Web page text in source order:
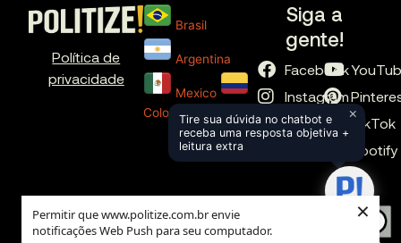
Permitir que www.politize.com.br envie
notificações Web Push para seu computador.
×
Política de
privacidade
Brasil
Argentina
Mexico
Colombia
Siga a
gente!
Facebook
Instagram
X
TikTok
Spotify
Tire sua dúvida no chatbot e
receba uma resposta objetiva +
leitura extra
×